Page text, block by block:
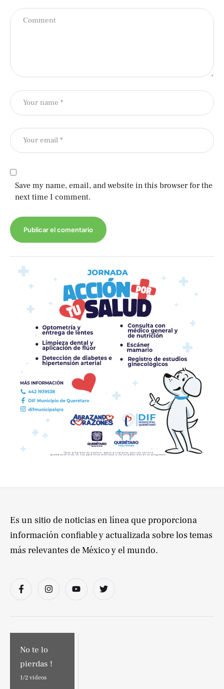
Save my name, email, and website in this browser for the
next time I comment.
No te lo
pierdas !
1/2 videos
Es un sitio de noticias en línea que proporciona
información confiable y actualizada sobre los temas
más relevantes de México y el mundo.